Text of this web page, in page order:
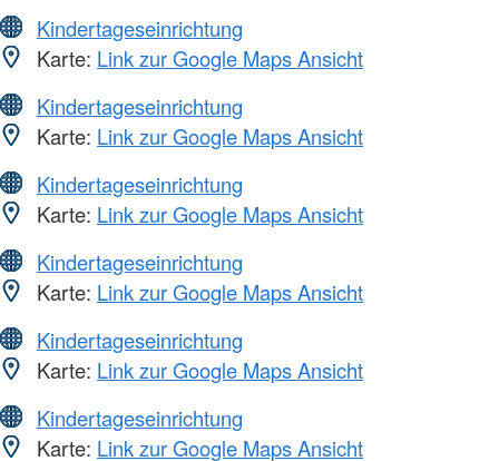
Kindertageseinrichtung
Karte: Link zur Google Maps Ansicht
Kindertageseinrichtung
Karte: Link zur Google Maps Ansicht
Kindertageseinrichtung
Karte: Link zur Google Maps Ansicht
Kindertageseinrichtung
Karte: Link zur Google Maps Ansicht
Kindertageseinrichtung
Karte: Link zur Google Maps Ansicht
Kindertageseinrichtung
Karte: Link zur Google Maps Ansicht